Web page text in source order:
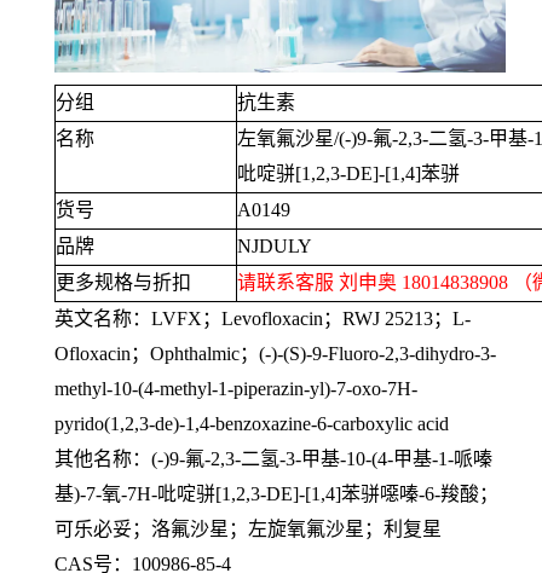
分组
抗生素
名称
左氧氟沙星/(-)9-氟-2,3-二氢-3-甲基-
吡啶骈[1,2,3-DE]-[1,4]苯骈
货号
A0149
品牌
NJDULY
更多规格与折扣
请联系客服 刘申奥 18014838908
英文名称： LVFX ； Levofloxacin ； RWJ 25213； L-
Ofloxacin ； Ophthalmic； (-)-(S)-9-Fluoro-2,3-dihydro-3-
methyl-10-(4-methyl-1-piperazin-yl)-7-oxo-7H-
pyrido(1,2,3-de)-1,4-benzoxazine-6-carboxylic acid
其他名称： (-)9-氟-2,3-二氢-3-甲基-10-(4-甲基-1-哌嗪
基)-7-氧-7H-吡啶骈[1,2,3-DE]-[1,4]苯骈噁嗪-6-羧酸；
可乐必妥；洛氟沙星；左旋氧氟沙星；利复星
CAS号： 100986-85-4